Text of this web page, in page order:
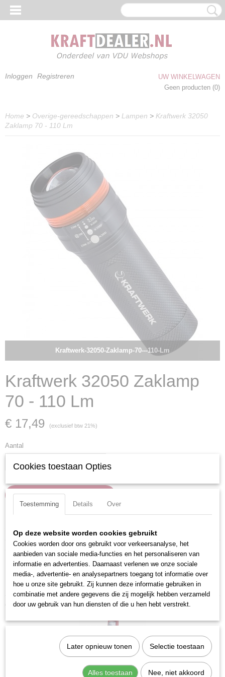
Inloggen Registreren
UW WINKELWAGEN
Geen producten (0)
Home > Overige-gereedschappen > Lampen > Kraftwerk 32050
Zaklamp 70 - 110 Lm
Kraftwerk-32050-Zaklamp-70---110-Lm
Kraftwerk 32050 Zaklamp
70 - 110 Lm
€ 17,49 (exclusief btw 21%)
Aantal
IN WINKELWAGEN
Productcode
32050
EAN code
7612206090209
Productcode leverancier
32050
Omschrijving
Led zaklamp voorzien van aluminium behuizing en verstelbare focus.
Lengte: 104 mm
Ook interessant
Cookies toestaan Opties
Toestemming Details Over
Op deze website worden cookies gebruikt
Cookies worden door ons gebruikt voor verkeersanalyse, het
aanbieden van sociale media-functies en het personaliseren van
informatie en advertenties. Daarnaast verlenen we onze sociale
media-, advertentie- en analysepartners toegang tot informatie over
hoe u onze site gebruikt. Zij kunnen deze informatie gebruiken in
combinatie met andere gegevens die zij mogelijk hebben verzameld
door uw gebruik van hun diensten of die u hen hebt verstrekt.
Later opnieuw tonen Selectie toestaan
Alles toestaan Nee, niet akkoord